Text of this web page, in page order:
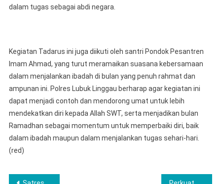
dalam tugas sebagai abdi negara.
Kegiatan Tadarus ini juga diikuti oleh santri Pondok Pesantren
Imam Ahmad, yang turut meramaikan suasana kebersamaan
dalam menjalankan ibadah di bulan yang penuh rahmat dan
ampunan ini. Polres Lubuk Linggau berharap agar kegiatan ini
dapat menjadi contoh dan mendorong umat untuk lebih
mendekatkan diri kepada Allah SWT, serta menjadikan bulan
Ramadhan sebagai momentum untuk memperbaiki diri, baik
dalam ibadah maupun dalam menjalankan tugas sehari-hari.
(red)